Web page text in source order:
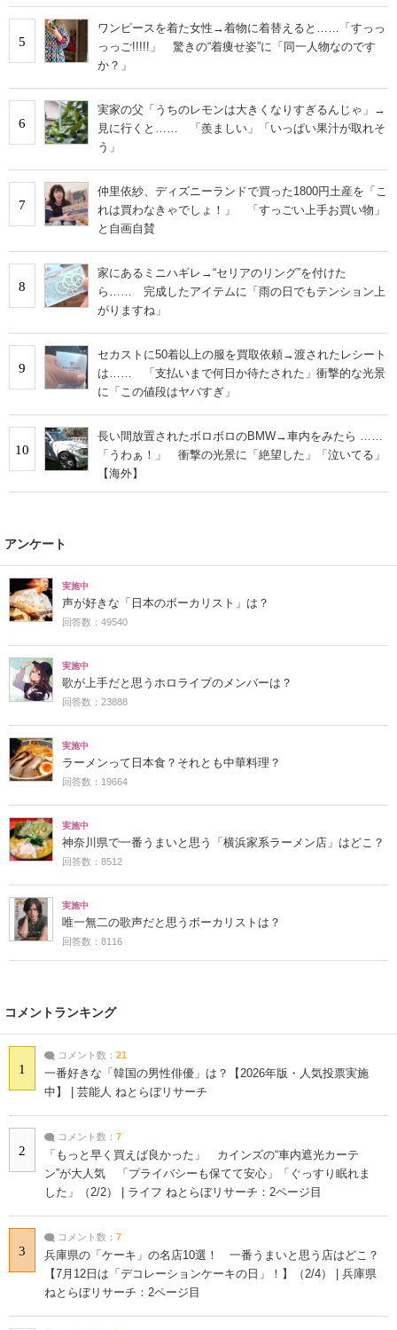
5
ワンピースを着た女性→着物に着替えると……「すっっ
っっご!!!!!」 驚きの“着痩せ姿”に「同一人物なのです
か？」
6
実家の父「うちのレモンは大きくなりすぎるんじゃ」→
見に行くと…… 「羨ましい」「いっぱい果汁が取れそ
う」
7
仲里依紗、ディズニーランドで買った1800円土産を「こ
れは買わなきゃでしょ！」 「すっごい上手お買い物」
と自画自賛
8
家にあるミニハギレ→“セリアのリング”を付けた
ら…… 完成したアイテムに「雨の日でもテンション上
がりますね」
9
セカストに50着以上の服を買取依頼→渡されたレシート
は…… 「支払いまで何日か待たされた」衝撃的な光景
に「この値段はヤバすぎ」
10
長い間放置されたボロボロのBMW→車内をみたら ……
「うわぁ！」 衝撃の光景に「絶望した」「泣いてる」
【海外】
アンケート
実施中
声が好きな「日本のボーカリスト」は？
回答数：49540
実施中
歌が上手だと思うホロライブのメンバーは？
回答数：23888
実施中
ラーメンって日本食？それとも中華料理？
回答数：19664
実施中
神奈川県で一番うまいと思う「横浜家系ラーメン店」はどこ？
回答数：8512
実施中
唯一無二の歌声だと思うボーカリストは？
回答数：8116
コメントランキング
1
コメント数： 21
一番好きな「韓国の男性俳優」は？【2026年版・人気投票実施
中】 | 芸能人 ねとらぼリサーチ
2
コメント数： 7
「もっと早く買えば良かった」 カインズの“車内遮光カーテ
ン”が大人気 「プライバシーも保てて安心」「ぐっすり眠れま
した」（2/2） | ライフ ねとらぼリサーチ：2ページ目
3
コメント数： 7
兵庫県の「ケーキ」の名店10選！ 一番うまいと思う店はどこ？
【7月12日は「デコレーションケーキの日」！】（2/4） | 兵庫県
ねとらぼリサーチ：2ページ目